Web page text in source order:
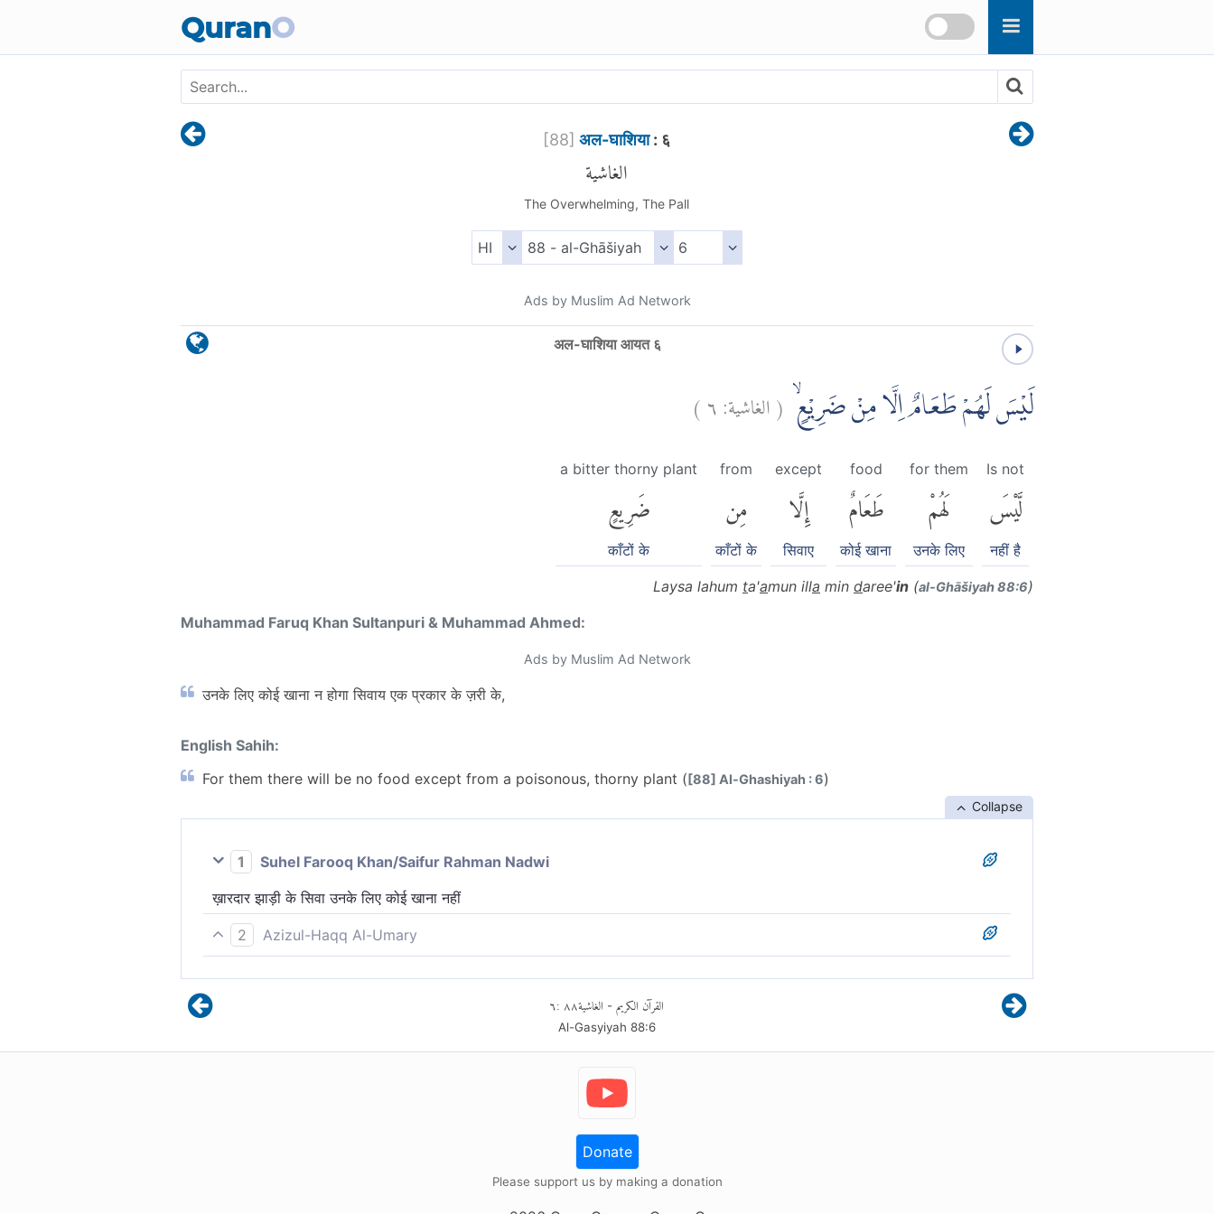
QuranO
[88] अल-घाशिया: ६
الغاشية
The Overwhelming, The Pall
Ads by Muslim Ad Network
अल-घाशिया आयत ६
لَيْسَ لَهُمْ طَعَامٌ اِلَّا مِنْ ضَرِيْعٍۙ (الغاشية:٦)
Is not
لَّيْسَ
नहीं है
for them
لَهُمْ
उनके लिए
food
طَعَامٌ
कोई खाना
except
إِلَّا
सिवाए
from
مِن
काँटों के
a bitter thorny plant
ضَرِيعٍ
काँटों के
Laysa lahum ta'amun illa min daree'in (al-Ghāšiyah 88:6)
Muhammad Faruq Khan Sultanpuri & Muhammad Ahmed:
Ads by Muslim Ad Network
उनके लिए कोई खाना न होगा सिवाय एक प्रकार के ज़री के,
English Sahih:
For them there will be no food except from a poisonous, thorny plant ([88] Al-Ghashiyah : 6)
Collapse
1
Suhel Farooq Khan/Saifur Rahman Nadwi
ख़ारदार झाड़ी के सिवा उनके लिए कोई खाना नहीं
2
Azizul-Haqq Al-Umary
القرآن الكريم - الغاشية٨٨:٦
Al-Gasyiyah 88:6
Donate
Please support us by making a donation